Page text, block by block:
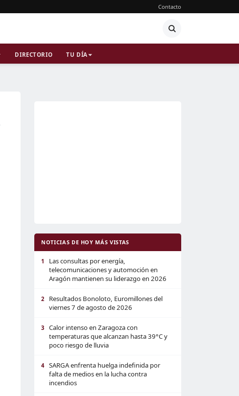
Contacto
DIRECTORIO TU DÍA
NOTICIAS DE HOY MÁS VISTAS
1
Las consultas por energía,
telecomunicaciones y automoción en
Aragón mantienen su liderazgo en 2026
2
Resultados Bonoloto, Euromillones del
viernes 7 de agosto de 2026
3
Calor intenso en Zaragoza con
temperaturas que alcanzan hasta 39°C y
poco riesgo de lluvia
4
SARGA enfrenta huelga indefinida por
falta de medios en la lucha contra
incendios